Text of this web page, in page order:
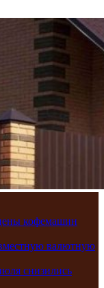
кофемашин
валютную
снизились